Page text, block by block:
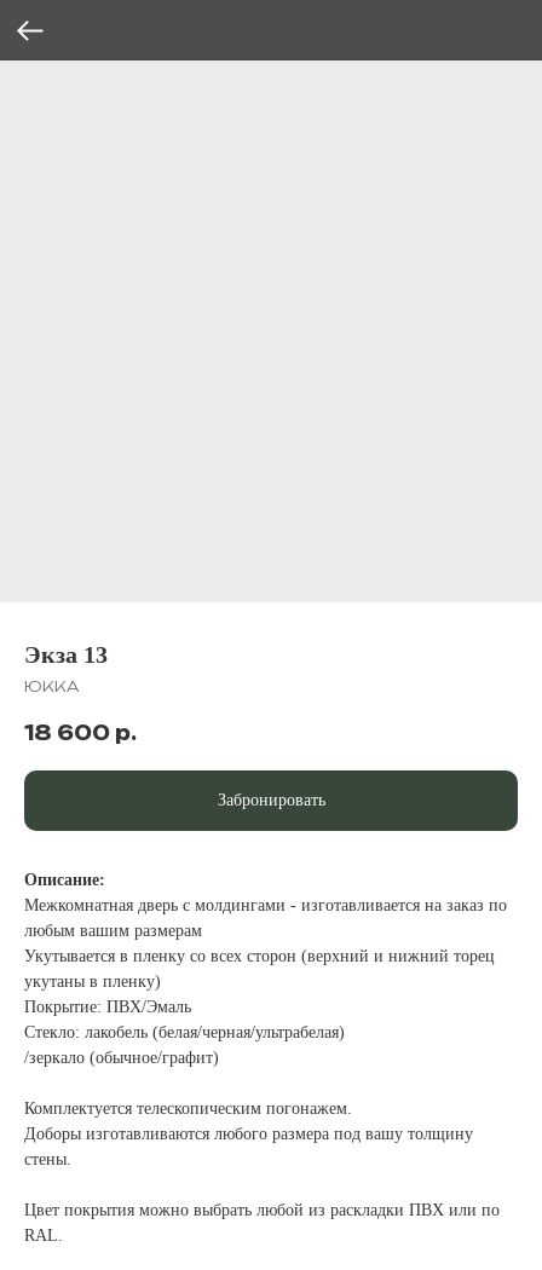
Экза 13
ЮККА
18 600 р.
Забронировать
Описание:
Межкомнатная дверь с молдингами - изготавливается на заказ по
любым вашим размерам
Укутывается в пленку со всех сторон (верхний и нижний торец
укутаны в пленку)
Покрытие: ПВХ/Эмаль
Стекло: лакобель (белая/черная/ультрабелая)
/зеркало (обычное/графит)
Комплектуется телескопическим погонажем.
Доборы изготавливаются любого размера под вашу толщину
стены.
Цвет покрытия можно выбрать любой из раскладки ПВХ или по
RAL.